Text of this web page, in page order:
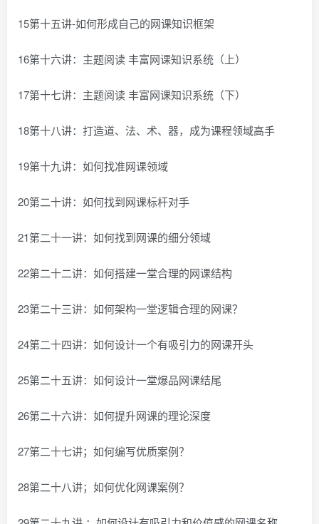
15第十五讲-如何形成自己的网课知识框架
16第十六讲：主题阅读 丰富网课知识系统（上）
17第十七讲：主题阅读 丰富网课知识系统（下）
18第十八讲：打造道、法、术、器，成为课程领域高手
19第十九讲：如何找准网课领域
20第二十讲：如何找到网课标杆对手
21第二十一讲：如何找到网课的细分领域
22第二十二讲：如何搭建一堂合理的网课结构
23第二十三讲：如何架构一堂逻辑合理的网课？
24第二十四讲：如何设计一个有吸引力的网课开头
25第二十五讲：如何设计一堂爆品网课结尾
26第二十六讲：如何提升网课的理论深度
27第二十七讲；如何编写优质案例？
28第二十八讲；如何优化网课案例？